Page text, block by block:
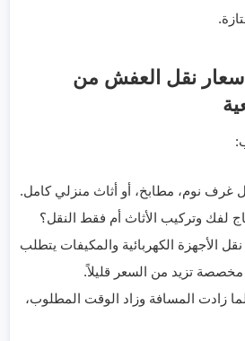
نقل العفش من
غرف نوم، مطابخ، أو أثاث منزلي كامل.
لفك وتركيب الأثاث أم فقط النقل؟
نقل الأجهزة الكهربائية والمكيفات يتطلب
تزيد من السعر قليلاً.
زادت المسافة وزاد الوقت المطلوب،